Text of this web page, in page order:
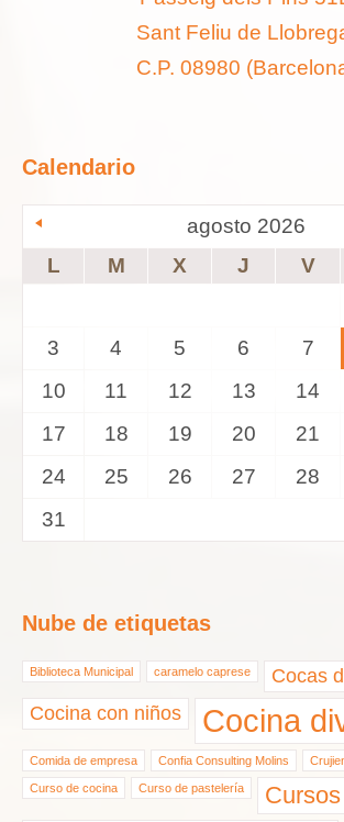
Sant Feliu de
C.P. 08980
Calendario
agosto 2026
L
M X J V
3
4 5 6 7
10
11 12 13 14
17
18 19 20 21
24
25 26 27 28
31
Nube de etiquetas
Biblioteca Municipal caramelo caprese
Cocas
Cocina con niños
Cocina
Comida de empresa Confia Consulting Molins
Curso de cocina Curso de pastelería